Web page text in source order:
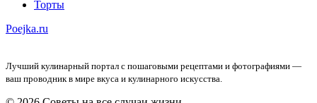
Торты
Poejka.ru
Лучший кулинарный портал с пошаговыми рецептами и фотографиями —
ваш проводник в мире вкуса и кулинарного искусства.